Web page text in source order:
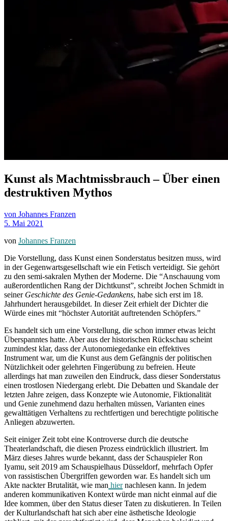
Kunst als Machtmissbrauch – Über einen
destruktiven Mythos
von Johannes Franzen
5. Mai 2021
von Johannes Franzen
Die Vorstellung, dass Kunst einen Sonderstatus besitzen muss, wird
in der Gegenwartsgesellschaft wie ein Fetisch verteidigt. Sie gehört
zu den semi-sakralen Mythen der Moderne. Die “Anschauung vom
außerordentlichen Rang der Dichtkunst”, schreibt Jochen Schmidt in
seiner Geschichte des Genie-Gedankens, habe sich erst im 18.
Jahrhundert herausgebildet. In dieser Zeit erhielt der Dichter die
Würde eines mit “höchster Autorität auftretenden Schöpfers.”
Es handelt sich um eine Vorstellung, die schon immer etwas leicht
Überspanntes hatte. Aber aus der historischen Rückschau scheint
zumindest klar, dass der Autonomiegedanke ein effektives
Instrument war, um die Kunst aus dem Gefängnis der politischen
Nützlichkeit oder gelehrten Fingerübung zu befreien. Heute
allerdings hat man zuweilen den Eindruck, dass dieser Sonderstatus
einen trostlosen Niedergang erlebt. Die Debatten und Skandale der
letzten Jahre zeigen, dass Konzepte wie Autonomie, Fiktionalität
und Genie zunehmend dazu herhalten müssen, Varianten eines
gewalttätigen Verhaltens zu rechtfertigen und berechtigte politische
Anliegen abzuwerten.
Seit einiger Zeit tobt eine Kontroverse durch die deutsche
Theaterlandschaft, die diesen Prozess eindrücklich illustriert. Im
März dieses Jahres wurde bekannt, dass der Schauspieler Ron
Iyamu, seit 2019 am Schauspielhaus Düsseldorf, mehrfach Opfer
von rassistischen Übergriffen geworden war. Es handelt sich um
Akte nackter Brutalität, wie man hiernachlesen kann. In jedem
anderen kommunikativen Kontext würde man nicht einmal auf die
Idee kommen, über den Status dieser Taten zu diskutieren. In Teilen
der Kulturlandschaft hat sich aber eine ästhetische Ideologie